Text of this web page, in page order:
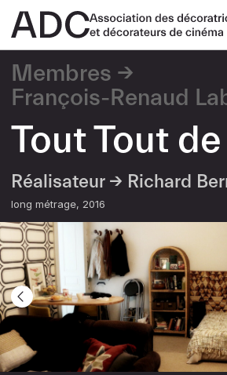
Membres
François-Renaud
Tout Tout
Réalisateur → Richard
long métrage 2016